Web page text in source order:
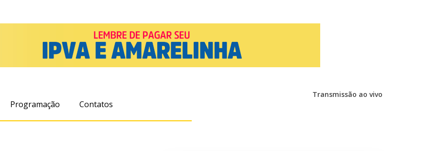
Programação Contatos
Transmissão ao vivo